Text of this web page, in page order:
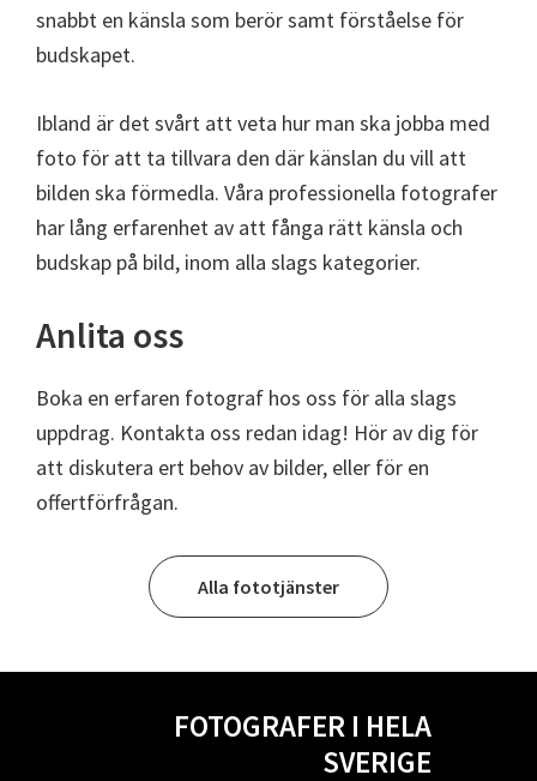
snabbt en känsla som berör samt förståelse för
budskapet.
Ibland är det svårt att veta hur man ska jobba med
foto för att ta tillvara den där känslan du vill att
bilden ska förmedla. Våra professionella fotografer
har lång erfarenhet av att fånga rätt känsla och
budskap på bild, inom alla slags kategorier.
Anlita oss
Boka en erfaren fotograf hos oss för alla slags
uppdrag. Kontakta oss redan idag! Hör av dig för
att diskutera ert behov av bilder, eller för en
offertförfrågan.
Alla fototjänster
FOTOGRAFER I HELA
SVERIGE